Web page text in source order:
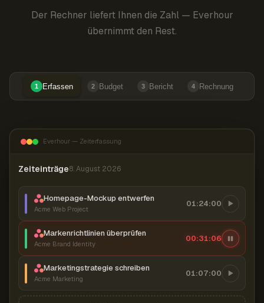
Der Rechner liefert Ihnen die Zahl — Everhour
übernimmt den Rest.
1 Erfassen 2 Budget 3 Bericht 4 Rechnung
Everhour — Zeiterfassung
Zeiteinträge8. August 2026
Homepage-Mockup entwerfen
Acme Web Project
01:24:00
Markenrichtlinien überprüfen
Acme Brand Identity
00:31:07
Marketingstrategie schreiben
Acme Marketing
01:07:00